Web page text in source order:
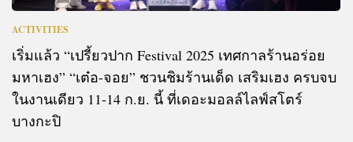
ACTIVITIES
เริ่มแล้ว “เปรี้ยวปาก Festival 2025 เทศกาลร้านอร่อย
มหาเฮง” “เต๋อ-จอย” ชวนชิมร้านเด็ด เสริมเฮง ครบจบ
ในงานเดียว 11-14 ก.ย. นี้ ที่เดอะมอลล์ไลฟ์สโตร์
บางกะปิ